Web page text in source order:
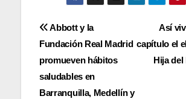
Navegación
de
entradas
Así
capítulo el
Hija
Abbott y la
Fundación Real Madrid
promueven hábitos
saludables en
Barranquilla, Medellín y